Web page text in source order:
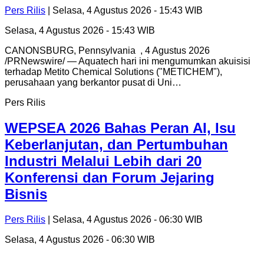
Pers Rilis | Selasa, 4 Agustus 2026 - 15:43 WIB
Selasa, 4 Agustus 2026 - 15:43 WIB
CANONSBURG, Pennsylvania , 4 Agustus 2026
/PRNewswire/ — Aquatech hari ini mengumumkan akuisisi
terhadap Metito Chemical Solutions ("METICHEM"),
perusahaan yang berkantor pusat di Uni…
Pers Rilis
WEPSEA 2026 Bahas Peran AI, Isu
Keberlanjutan, dan Pertumbuhan
Industri Melalui Lebih dari 20
Konferensi dan Forum Jejaring
Bisnis
Pers Rilis | Selasa, 4 Agustus 2026 - 06:30 WIB
Selasa, 4 Agustus 2026 - 06:30 WIB